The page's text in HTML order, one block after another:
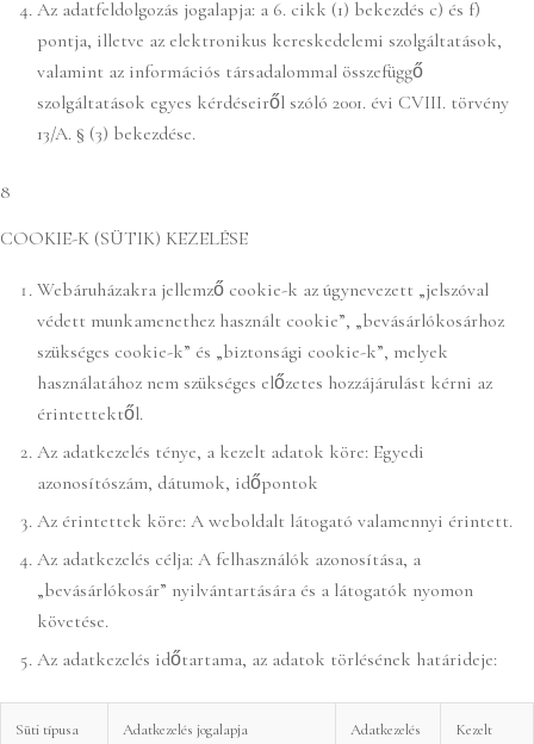
Az adatfeldolgozás jogalapja: a 6. cikk (1) bekezdés c) és f)
pontja, illetve az elektronikus kereskedelemi szolgáltatások,
valamint az információs társadalommal összefüggő
szolgáltatások egyes kérdéseiről szóló 2001. évi CVIII. törvény
13/A. § (3) bekezdése.
8
COOKIE-K (SÜTIK) KEZELÉSE
Webáruházakra jellemző cookie-k az úgynevezett „jelszóval
védett munkamenethez használt cookie”, „bevásárlókosárhoz
szükséges cookie-k” és „biztonsági cookie-k”, melyek
használatához nem szükséges előzetes hozzájárulást kérni az
érintettektől.
Az adatkezelés ténye, a kezelt adatok köre: Egyedi
azonosítószám, dátumok, időpontok
Az érintettek köre: A weboldalt látogató valamennyi érintett.
Az adatkezelés célja: A felhasználók azonosítása, a
„bevásárlókosár” nyilvántartására és a látogatók nyomon
követése.
Az adatkezelés időtartama, az adatok törlésének határideje:
Süti típusa Adatkezelés jogalapja
Adatkezelés
Kezelt